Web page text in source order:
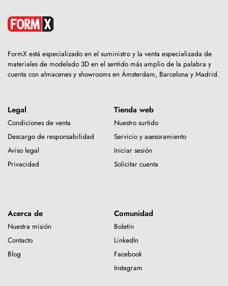
FormX está especializado en el suministro y la venta especializada de
materiales de modelado 3D en el sentido más amplio de la palabra y
cuenta con almacenes y showrooms en Ámsterdam, Barcelona y Madrid.
Legal
Condiciones de venta
Descargo de responsabilidad
Aviso legal
Privacidad
Tienda web
Nuestro surtido
Servicio y asesoramiento
Iniciar sesión
Solicitar cuenta
Acerca de
Nuestra misión
Contacto
Blog
Comunidad
Boletín
LinkedIn
Facebook
Instagram